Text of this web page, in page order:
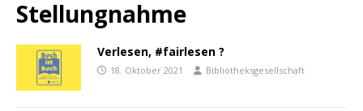
Stellungnahme
Verlesen, #fairlesen ?
18. Oktober 2021 Bibliotheksgesellschaft